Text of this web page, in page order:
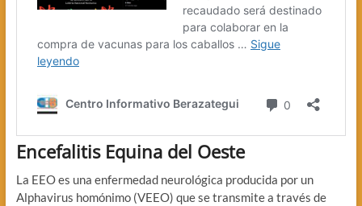
Encefalitis Equina del Oeste
La EEO es una enfermedad neurológica producida por un
Alphavirus homónimo (VEEO) que se transmite a través de